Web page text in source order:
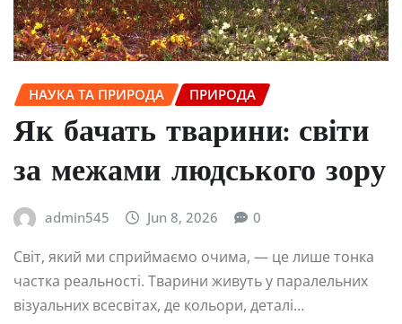
НАУКА ТА ПРИРОДА ПРИРОДА
Як бачать тварини: світи
за межами людського зору
admin545 Jun 8, 2026 0
Світ, який ми сприймаємо очима, — це лише тонка
частка реальності. Тварини живуть у паралельних
візуальних всесвітах, де кольори, деталі…